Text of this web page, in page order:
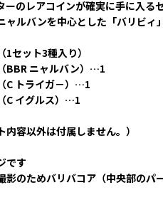
ーのレアコインが確実に手に入る
ャルバンを中心とした「バリビ
1セット3種入り）
BBR ニャルバン）…1
C トライガ－）…1
C イグルス）…1
内容以外は付属しません。）
です
のためバリバコア（中央部のパ